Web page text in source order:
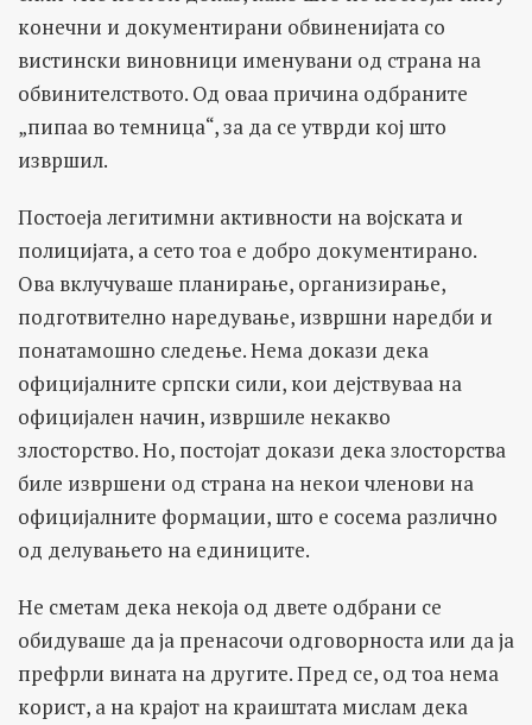
конечни и документирани обвиненијата со
вистински виновници именувани од страна на
обвинителството. Од оваа причина одбраните
„пипаа во темница“, за да се утврди кој што
извршил.
Постоеја легитимни активности на војската и
полицијата, а сето тоа е добро документирано.
Ова вклучуваше планирање, организирање,
подготвително наредување, извршни наредби и
понатамошно следење. Нема докази дека
официјалните српски сили, кои дејствуваа на
официјален начин, извршиле некакво
злосторство. Но, постојат докази дека злосторства
биле извршени од страна на некои членови на
официјалните формации, што е сосема различно
од делувањето на единиците.
Не сметам дека некоја од двете одбрани се
обидуваше да ја пренасочи одговорноста или да ја
префрли вината на другите. Пред се, од тоа нема
корист, а на крајот на краиштата мислам дека